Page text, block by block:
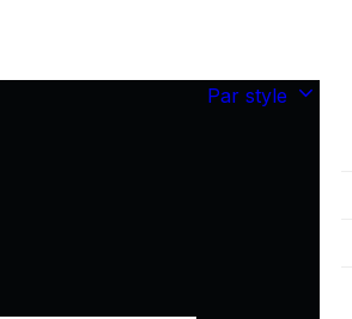
Par style